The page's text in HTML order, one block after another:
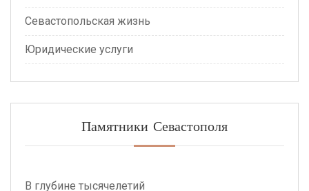
Севастопольская жизнь
Юридические услуги
Памятники Севастополя
В глубине тысячелетий